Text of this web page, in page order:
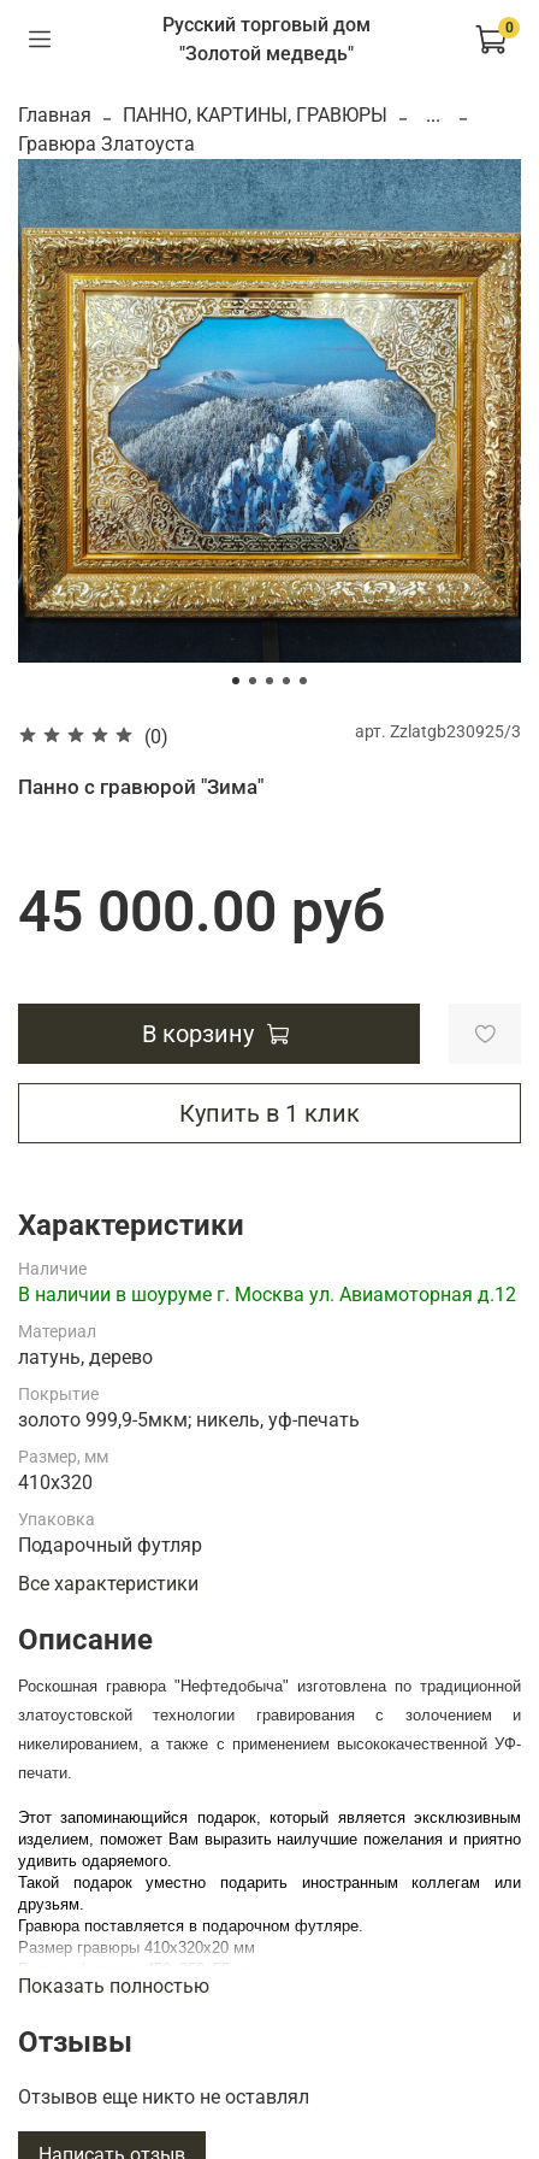
Русский торговый дом
"Золотой медведь"
0
Главная ПАННО, КАРТИНЫ, ГРАВЮРЫ
...
Гравюра Златоуста
(0) арт. Zzlatgb230925/3
Панно с гравюрой "Зима"
45 000.00 руб
В корзину
Купить в 1 клик
Характеристики
Наличие
В наличии в шоуруме г. Москва ул. Авиамоторная д.12
Материал
латунь, дерево
Покрытие
золото 999,9-5мкм; никель, уф-печать
Размер, мм
410х320
Упаковка
Подарочный футляр
Все характеристики
Описание
Роскошная гравюра "Нефтедобыча" изготовлена по традиционной
златоустовской технологии гравирования с золочением и
никелированием, а также с применением высококачественной УФ-
печати.
Этот запоминающийся подарок, который является эксклюзивным
изделием, поможет Вам выразить наилучшие пожелания и приятно
удивить одаряемого.
Такой подарок уместно подарить иностранным коллегам или
друзьям.
Гравюра поставляется в подарочном футляре.
Размер гравюры 410х320х20 мм
Размер футляра 450х350х55 мм
Показать полностью
Отзывы
Отзывов еще никто не оставлял